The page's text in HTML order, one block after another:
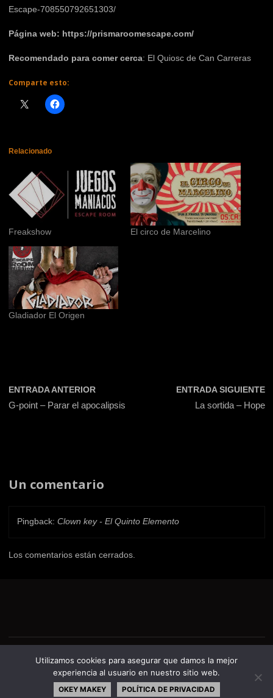
Escape-708550792651303/
Página web: https://prismaroomescape.com/
Recomendado para comer cerca: El Quiosc de Can Carreras
Comparte esto:
Relacionado
Freakshow El circo de Marcelino
Gladiador El Origen
ENTRADA ANTERIOR
G-point – Parar el apocalipsis
ENTRADA SIGUIENTE
La sortida – Hope
Un comentario
Pingback: Clown key - El Quinto Elemento
Los comentarios están cerrados.
Utilizamos cookies para asegurar que damos la mejor
experiencia al usuario en nuestro sitio web.
OKEY MAKEY POLÍTICA DE PRIVACIDAD